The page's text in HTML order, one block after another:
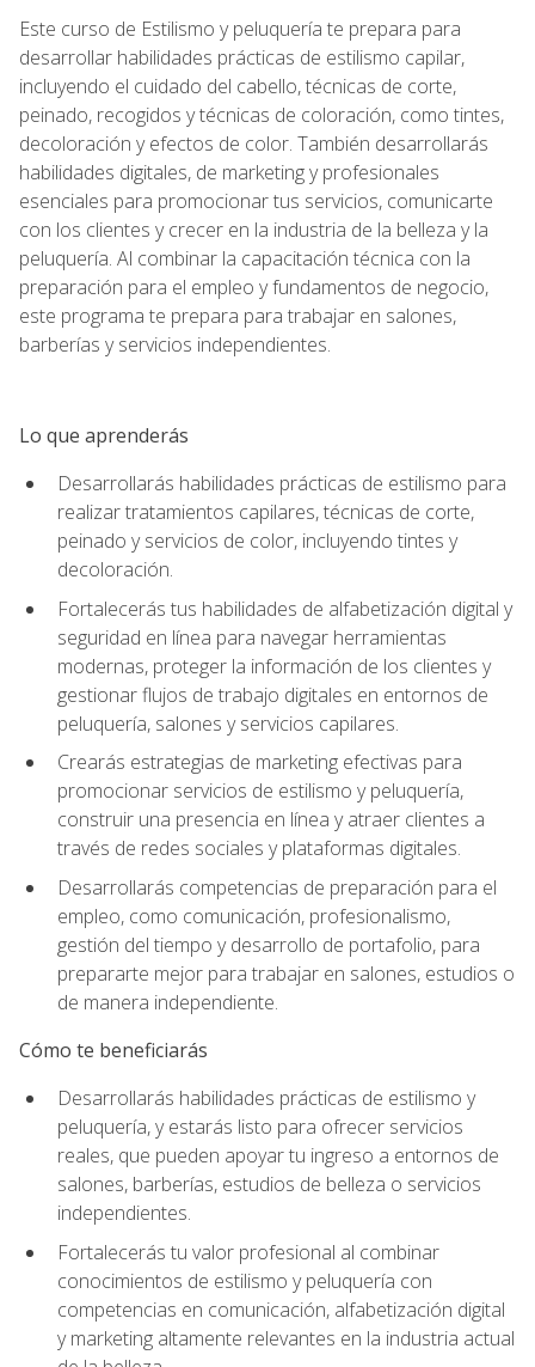
Este curso de Estilismo y peluquería te prepara para
desarrollar habilidades prácticas de estilismo capilar,
incluyendo el cuidado del cabello, técnicas de corte,
peinado, recogidos y técnicas de coloración, como tintes,
decoloración y efectos de color. También desarrollarás
habilidades digitales, de marketing y profesionales
esenciales para promocionar tus servicios, comunicarte
con los clientes y crecer en la industria de la belleza y la
peluquería. Al combinar la capacitación técnica con la
preparación para el empleo y fundamentos de negocio,
este programa te prepara para trabajar en salones,
barberías y servicios independientes.
Lo que aprenderás
Desarrollarás habilidades prácticas de estilismo para
realizar tratamientos capilares, técnicas de corte,
peinado y servicios de color, incluyendo tintes y
decoloración.
Fortalecerás tus habilidades de alfabetización digital y
seguridad en línea para navegar herramientas
modernas, proteger la información de los clientes y
gestionar flujos de trabajo digitales en entornos de
peluquería, salones y servicios capilares.
Crearás estrategias de marketing efectivas para
promocionar servicios de estilismo y peluquería,
construir una presencia en línea y atraer clientes a
través de redes sociales y plataformas digitales.
Desarrollarás competencias de preparación para el
empleo, como comunicación, profesionalismo,
gestión del tiempo y desarrollo de portafolio, para
prepararte mejor para trabajar en salones, estudios o
de manera independiente.
Cómo te beneficiarás
Desarrollarás habilidades prácticas de estilismo y
peluquería, y estarás listo para ofrecer servicios
reales, que pueden apoyar tu ingreso a entornos de
salones, barberías, estudios de belleza o servicios
independientes.
Fortalecerás tu valor profesional al combinar
conocimientos de estilismo y peluquería con
competencias en comunicación, alfabetización digital
y marketing altamente relevantes en la industria actual